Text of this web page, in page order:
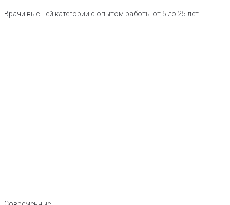
Врачи высшей категории с опытом работы от 5 до 25 лет